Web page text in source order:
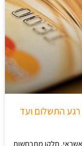
התשלום ועד